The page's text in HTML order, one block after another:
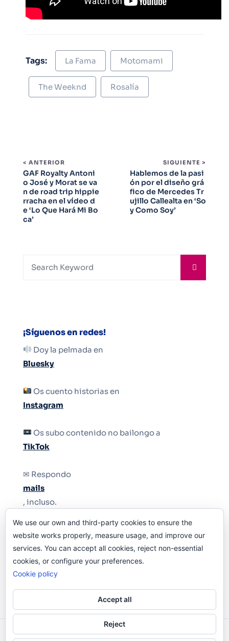
Tags: La Fama Motomami
The Weeknd Rosalía
< ANTERIOR
GAF Royalty Antoni
o José y Morat se va
n de road trip hippie
rracha en el vídeo d
e ‘Lo Que Hará Mi Bo
ca’
SIGUIENTE >
Hablemos de la pasi
ón por el diseño grá
fico de Mercedes Tr
ujillo Callealta en ‘So
y Como Soy’
¡Síguenos en redes!
Doy la pelmada en
Bluesky
Os cuento historias en
Instagram
Os subo contenido no bailongo a
TikTok
✉ Respondo
mails
, incluso.
Y si una persona no puede tener teléfono, que
le quiten el teléfono.
Odi O'Malley © 2016-2025. Todos Los Derechos
We use our own and third-party cookies to ensure the
website works properly, measure usage, and improve our
services. You can accept all cookies, reject non-essential
cookies, or configure your preferences.
Cookie policy
Accept all
Reject